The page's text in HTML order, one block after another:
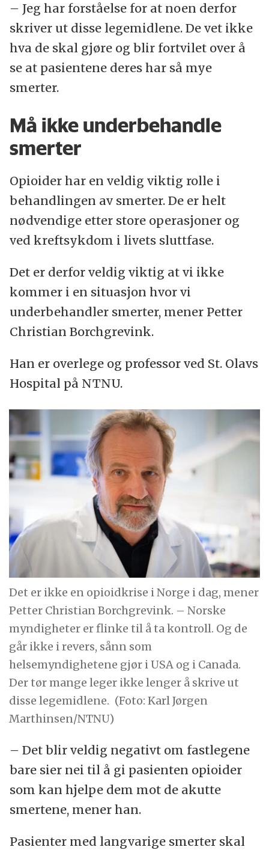
– Jeg har forståelse for at noen derfor
skriver ut disse legemidlene. De vet ikke
hva de skal gjøre og blir fortvilet over å
se at pasientene deres har så mye
smerter.
Må ikke underbehandle
smerter
Opioider har en veldig viktig rolle i
behandlingen av smerter. De er helt
nødvendige etter store operasjoner og
ved kreftsykdom i livets sluttfase.
Det er derfor veldig viktig at vi ikke
kommer i en situasjon hvor vi
underbehandler smerter, mener Petter
Christian Borchgrevink.
Han er overlege og professor ved St. Olavs
Hospital på NTNU.
Det er ikke en opioidkrise i Norge i dag, mener
Petter Christian Borchgrevink. – Norske
myndigheter er flinke til å ta kontroll. Og de
går ikke i revers, sånn som
helsemyndighetene gjør i USA og i Canada.
Der tør mange leger ikke lenger å skrive ut
disse legemidlene. (Foto: Karl Jørgen
Marthinsen/NTNU)
– Det blir veldig negativt om fastlegene
bare sier nei til å gi pasienten opioider
som kan hjelpe dem mot de akutte
smertene, mener han.
Pasienter med langvarige smerter skal